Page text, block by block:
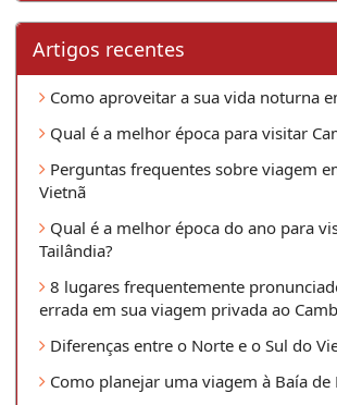
Artigos recentes
Como aproveitar a sua vida noturna
Qual é a melhor época para visitar
Perguntas frequentes sobre viagem
Vietnã
Qual é a melhor época do ano para
Tailândia?
8 lugares frequentemente
errada em sua viagem privada ao
Diferenças entre o Norte e o Sul do
Como planejar uma viagem à Baía de